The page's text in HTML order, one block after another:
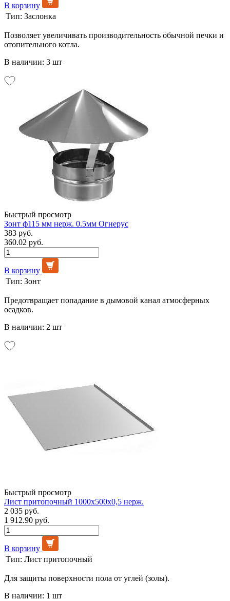
В корзину
Тип: Заслонка
Позволяет увеличивать производительность обычной печки и
отопительного котла.
В наличии: 3 шт
Быстрый просмотр
Зонт ф115 мм нерж. 0.5мм Огнерус
383 руб.
360.02 руб.
В корзину
Тип: Зонт
Предотвращает попадание в дымовой канал атмосферных
осадков.
В наличии: 2 шт
Быстрый просмотр
Лист притопочный 1000х500х0,5 нерж.
2 035 руб.
1 912.90 руб.
В корзину
Тип: Лист притопочный
Для защиты поверхности пола от углей (золы).
В наличии: 1 шт